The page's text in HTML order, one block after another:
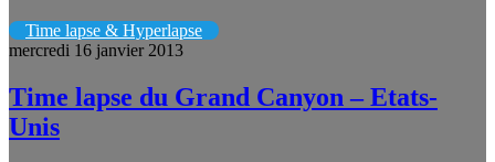
Time lapse & Hyperlapse
mercredi 16 janvier 2013
Time lapse du Grand Canyon – Etats-
Unis